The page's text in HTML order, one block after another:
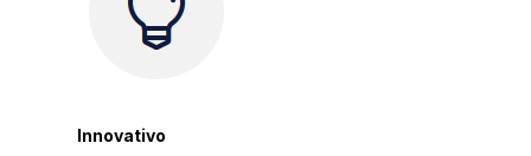
Innovativo